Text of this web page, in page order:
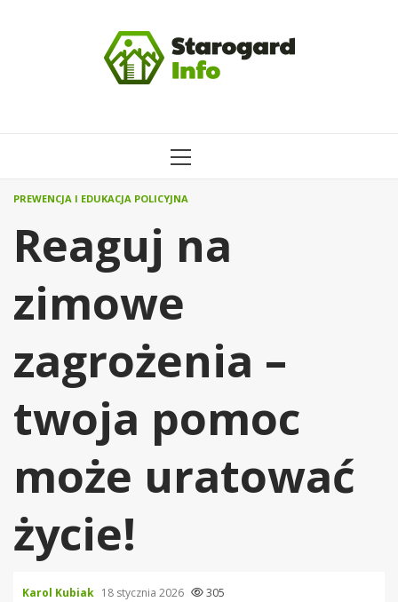
MENU
PREWENCJA I EDUKACJA POLICYJNA
Reaguj na
zimowe
zagrożenia –
twoja pomoc
może uratować
życie!
Karol Kubiak 18 stycznia 2026 305